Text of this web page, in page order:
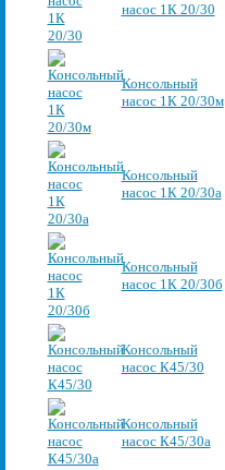
насос 1К 20/30
Консольный
насос 1К 20/30м
Консольный
насос 1К 20/30а
Консольный
насос 1К 20/30б
Консольный
насос К45/30
Консольный
насос К45/30а